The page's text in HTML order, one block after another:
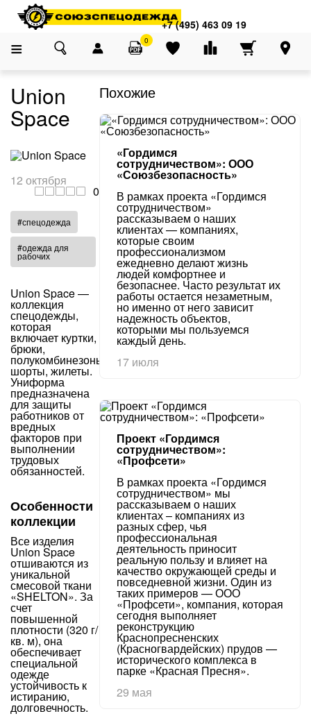
Адреса магазинов
+7 (495) 463 09 19
+7 (495) 463 09 19
0
Главная О компании Блог Union Space
Похожие
«Гордимся
сотрудничеством»: ООО
«Союзбезопасность»
В рамках проекта «Гордимся
сотрудничеством»
рассказываем о наших
клиентах — компаниях,
которые своим
профессионализмом
ежедневно делают жизнь
людей комфортнее и
безопаснее. Часто результат их
работы остается незаметным,
но именно от него зависит
надежность объектов,
которыми мы пользуемся
каждый день.
17 июля
Проект «Гордимся
сотрудничеством»:
«Профсети»
В рамках проекта «Гордимся
сотрудничеством» мы
рассказываем о наших
клиентах – компаниях из
разных сфер, чья
профессиональная
деятельность приносит
реальную пользу и влияет на
качество окружающей среды и
повседневной жизни. Один из
таких примеров — ООО
«Профсети», компания, которая
сегодня выполняет
реконструкцию
Краснопресненских
(Красногвардейских) прудов —
исторического комплекса в
парке «Красная Пресня».
29 мая
Union
Space
12 октября
0
#спецодежда
#одежда для
рабочих
Union Space —
коллекция
спецодежды,
которая
включает куртки,
брюки,
полукомбинезоны,
шорты, жилеты.
Униформа
предназначена
для защиты
работников от
вредных
факторов при
выполнении
трудовых
обязанностей.
Особенности
коллекции
Все изделия
Union Space
отшиваются из
уникальной
смесовой ткани
«SHELTON». За
счет
повышенной
плотности (320 г/
кв. м), она
обеспечивает
специальной
одежде
устойчивость к
истиранию,
долговечность.